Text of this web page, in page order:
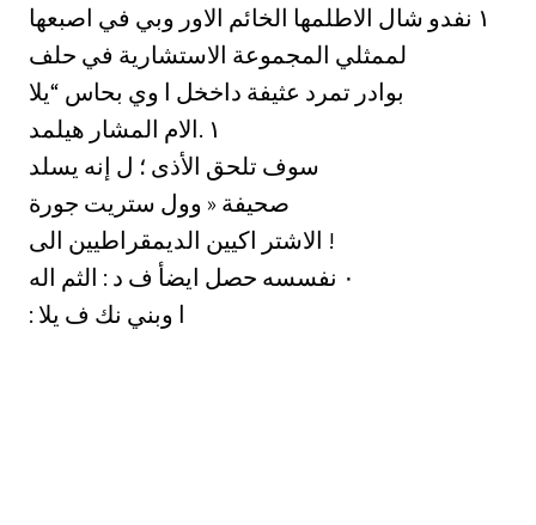
الخائم الاور وبي في اصبعها ‎١‏ نفدو شال الاطلمها
لممثلي المجموعة الاستشارية في حلف
بوادر تمرد عثيفة داخخل ا وي بحاس “يلا
الام المشار هيلمد. ‎١‏
‏سوف تلحق الأذى ؛ ل إنه يسلد
صحيفة « وول ستريت جورة
الاشتر اكيين الديمقراطيين الى !
اله ‎٠‏ نفسسه حصل ايضأ ف د : الثم
: ا وبني نك ف يلا